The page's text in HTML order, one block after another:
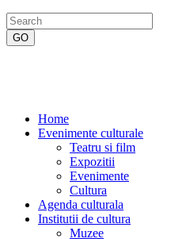
Home
Evenimente culturale
Teatru si film
Expozitii
Evenimente
Cultura
Agenda culturala
Institutii de cultura
Muzee